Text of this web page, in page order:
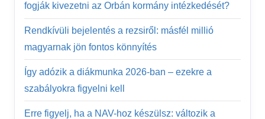
fogják kivezetni az Orbán kormány intézkedését?
Rendkívüli bejelentés a rezsiről: másfél millió
magyarnak jön fontos könnyítés
Így adózik a diákmunka 2026-ban – ezekre a
szabályokra figyelni kell
Erre figyelj, ha a NAV-hoz készülsz: változik a